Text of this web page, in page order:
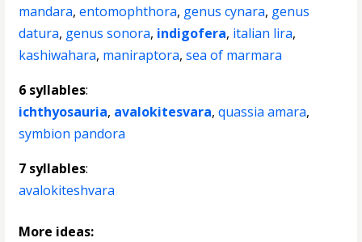
mandara,entomophthora, genus cynara, genus
datura, genus sonora, indigofera, italian lira,
kashiwahara, maniraptora,sea of marmara
6 syllables:
ichthyosauria, avalokitesvara,quassia amara,
symbion pandora
7 syllables:
avalokiteshvara
More ideas: